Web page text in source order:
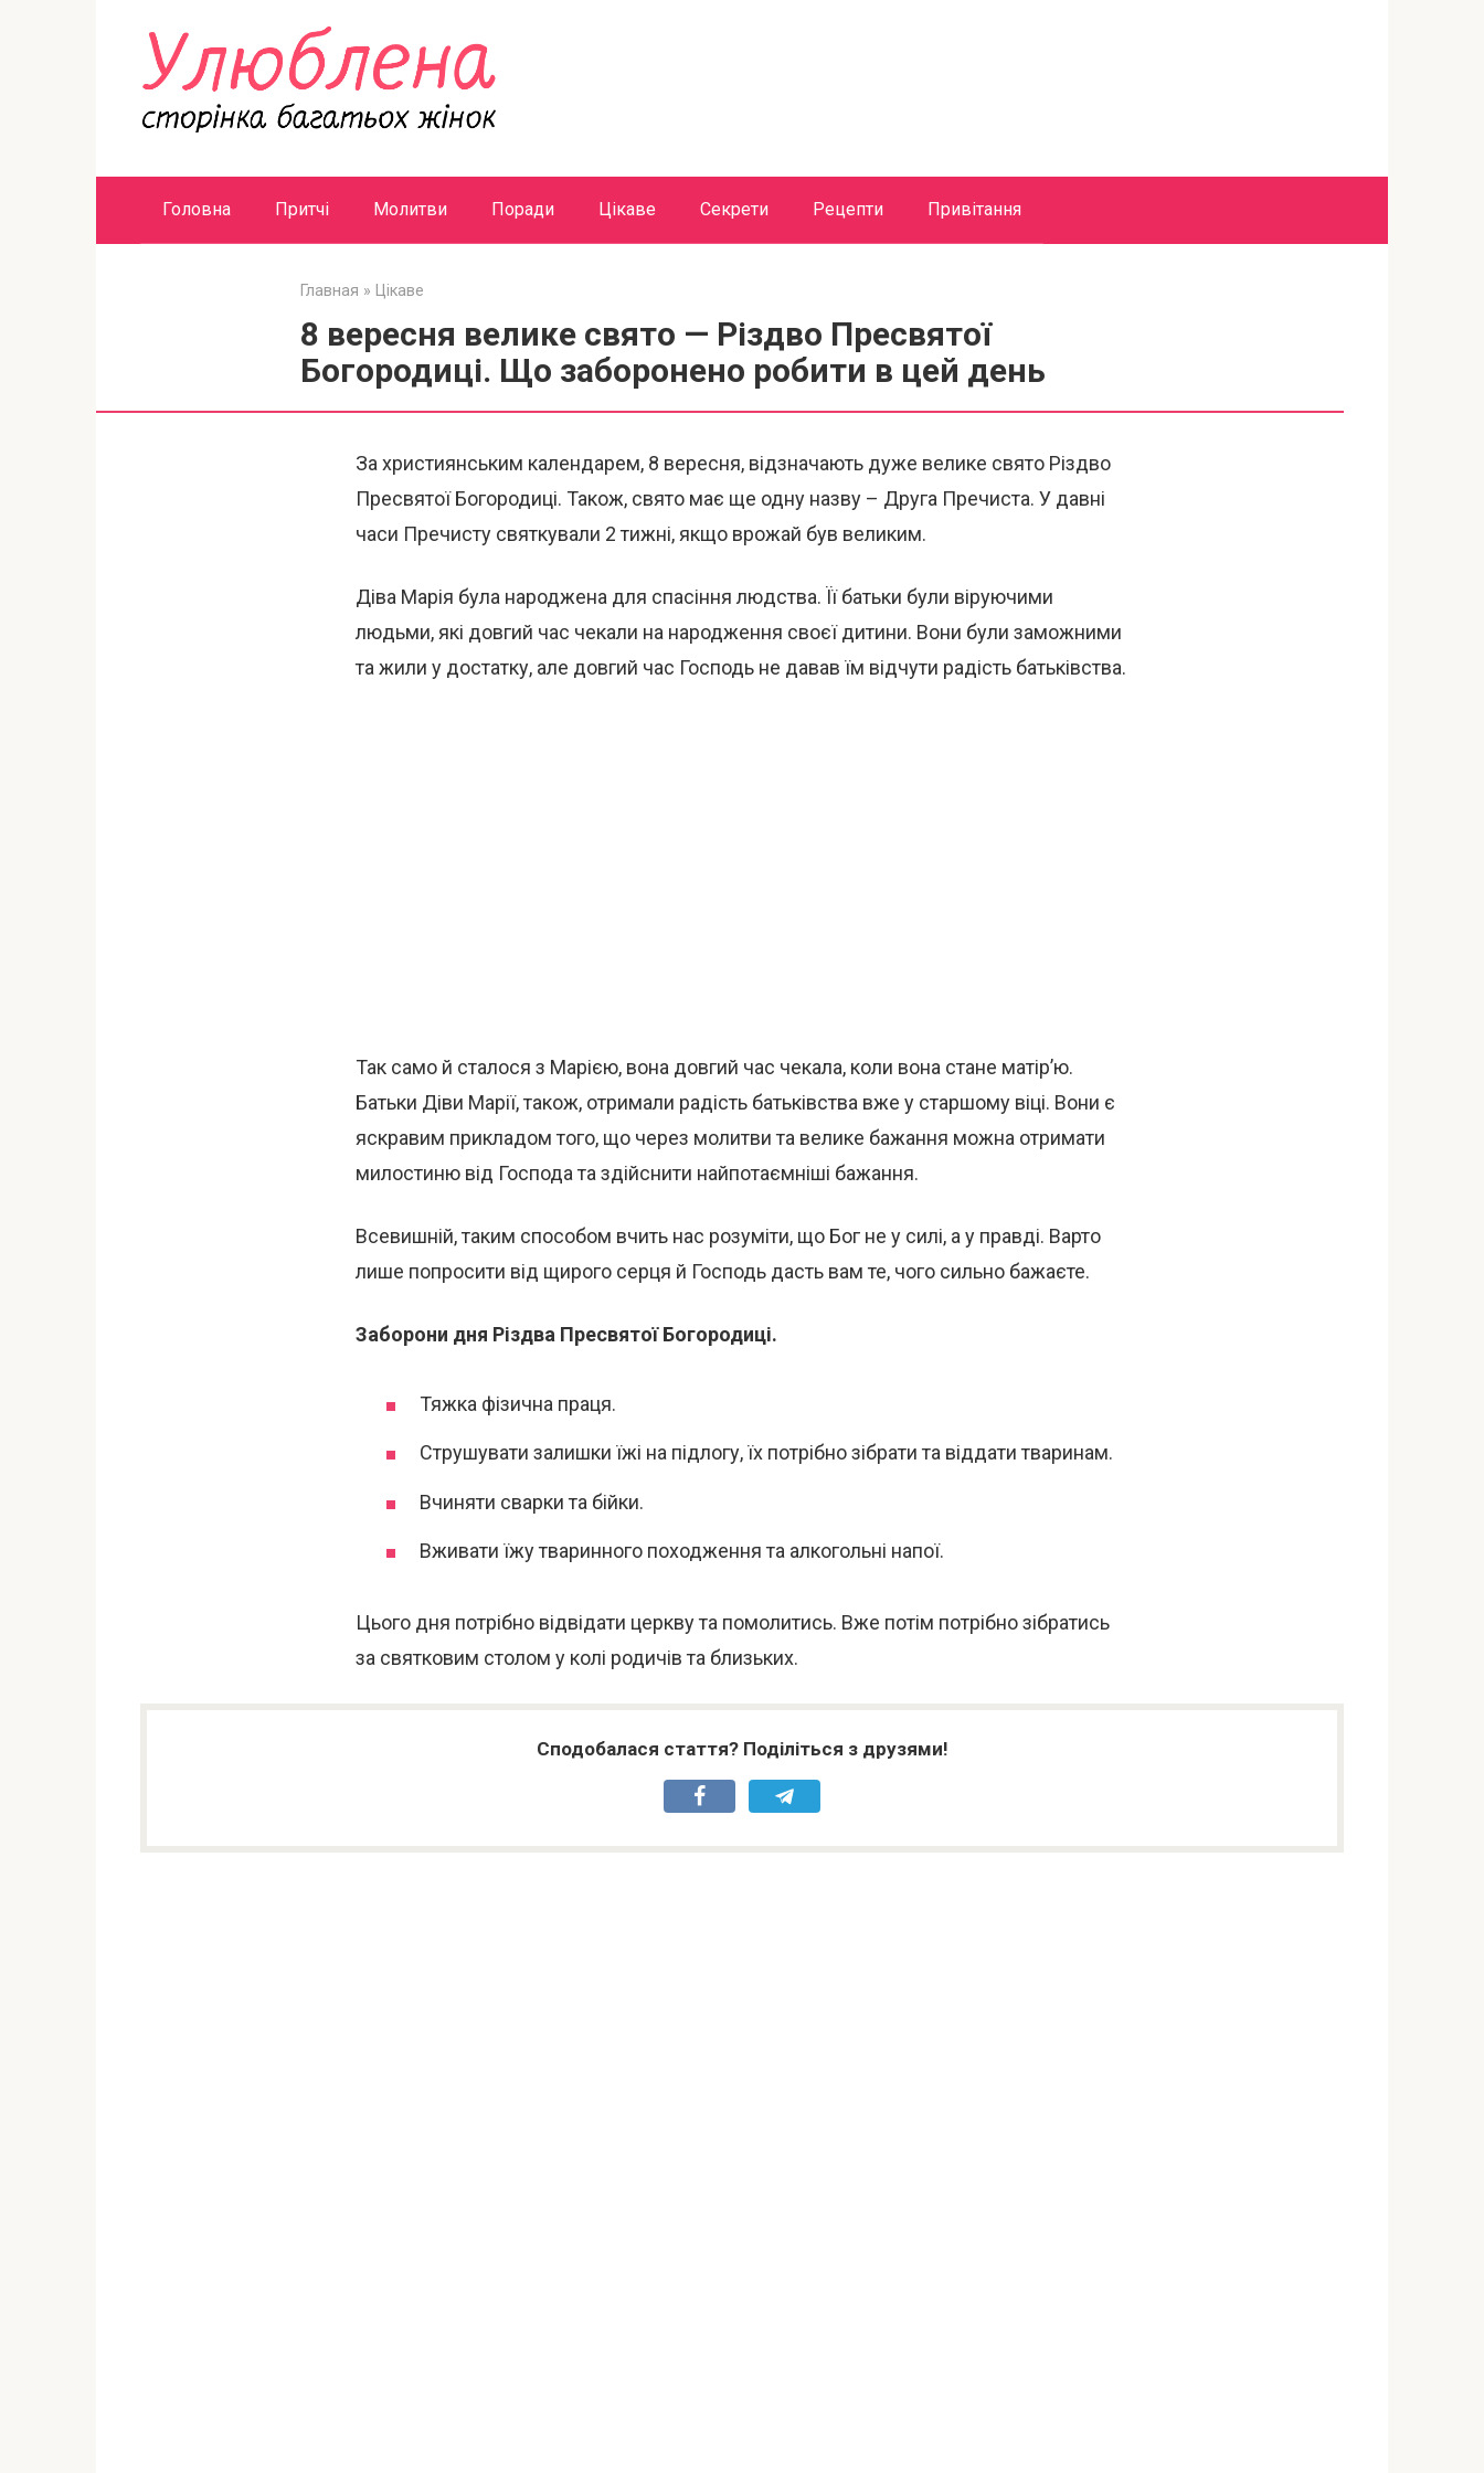
Головна Притчі Молитви Поради Цікаве Секрети Рецепти Привітання
Главная » Цікаве
8 вересня велике свято — Різдво Пресвятої
Богородиці. Що заборонено робити в цей день
За християнським календарем, 8 вересня, відзначають дуже велике свято Різдво
Пресвятої Богородиці. Також, свято має ще одну назву – Друга Пречиста. У давні
часи Пречисту святкували 2 тижні, якщо врожай був великим.
Діва Марія була народжена для спасіння людства. Її батьки були віруючими
людьми, які довгий час чекали на народження своєї дитини. Вони були заможними
та жили у достатку, але довгий час Господь не давав їм відчути радість батьківства.
Так само й сталося з Марією, вона довгий час чекала, коли вона стане матір’ю.
Батьки Діви Марії, також, отримали радість батьківства вже у старшому віці. Вони є
яскравим прикладом того, що через молитви та велике бажання можна отримати
милостиню від Господа та здійснити найпотаємніші бажання.
Всевишній, таким способом вчить нас розуміти, що Бог не у силі, а у правді. Варто
лише попросити від щирого серця й Господь дасть вам те, чого сильно бажаєте.
Заборони дня Різдва Пресвятої Богородиці.
Тяжка фізична праця.
Струшувати залишки їжі на підлогу, їх потрібно зібрати та віддати тваринам.
Вчиняти сварки та бійки.
Вживати їжу тваринного походження та алкогольні напої.
Цього дня потрібно відвідати церкву та помолитись. Вже потім потрібно зібратись
за святковим столом у колі родичів та близьких.
Сподобалася стаття? Поділіться з друзями!